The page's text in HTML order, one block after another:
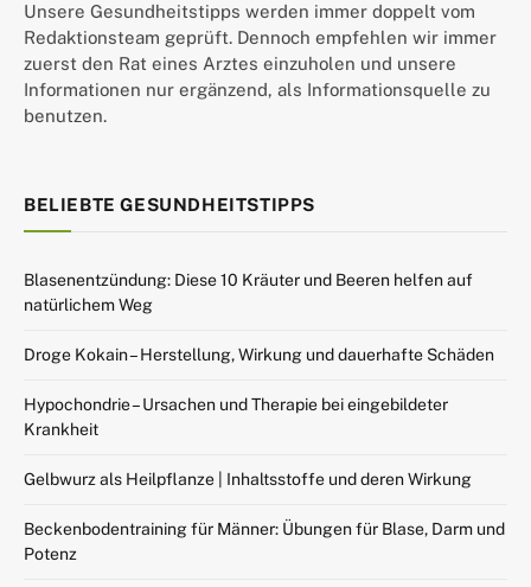
Unsere Gesundheitstipps werden immer doppelt vom
Redaktionsteam geprüft. Dennoch empfehlen wir immer
zuerst den Rat eines Arztes einzuholen und unsere
Informationen nur ergänzend, als Informationsquelle zu
benutzen.
BELIEBTE GESUNDHEITSTIPPS
Blasenentzündung: Diese 10 Kräuter und Beeren helfen auf
natürlichem Weg
Droge Kokain – Herstellung, Wirkung und dauerhafte Schäden
Hypochondrie – Ursachen und Therapie bei eingebildeter
Krankheit
Gelbwurz als Heilpflanze | Inhaltsstoffe und deren Wirkung
Beckenbodentraining für Männer: Übungen für Blase, Darm und
Potenz